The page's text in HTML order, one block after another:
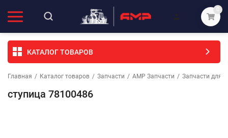
0
КАТАЛОГ ТОВАРОВ
Главная / Каталог товаров / Запчасти / АМР Запчасти / Запчасти для
ступица 78100486